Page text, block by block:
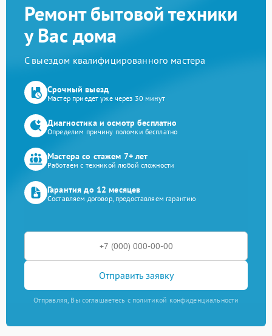
Ремонт бытовой техники
у Вас дома
С выездом квалифицированного мастера
Срочный выезд
Мастер приедет уже через 30 минут
Диагностика и осмотр бесплатно
Определим причину поломки бесплатно
Мастера со стажем 7+ лет
Работаем с техникой любой сложности
Гарантия до 12 месяцев
Составляем договор, предоставляем гарантию
Отправить заявку
Отправляя, Вы соглашаетесь с политикой конфиденциальности